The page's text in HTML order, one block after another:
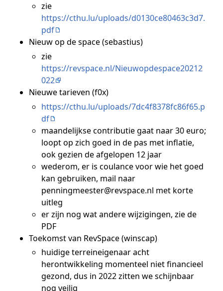
zie
https://cthu.lu/uploads/d0130ce80463c3d7.
pdf
Nieuw op de space (sebastius)
zie
https://revspace.nl/Nieuwopdespace20212
022
Nieuwe tarieven (f0x)
https://cthu.lu/uploads/7dc4f8378fc86f65.p
df
maandelijkse contributie gaat naar 30 euro;
loopt op zich goed in de pas met inflatie,
ook gezien de afgelopen 12 jaar
wederom, er is coulance voor wie het goed
kan gebruiken, mail naar
penningmeester@revspace.nl met korte
uitleg
er zijn nog wat andere wijzigingen, zie de
PDF
Toekomst van RevSpace (winscap)
huidige terreineigenaar acht
herontwikkeling momenteel niet financieel
gezond, dus in 2022 zitten we schijnbaar
nog veilig